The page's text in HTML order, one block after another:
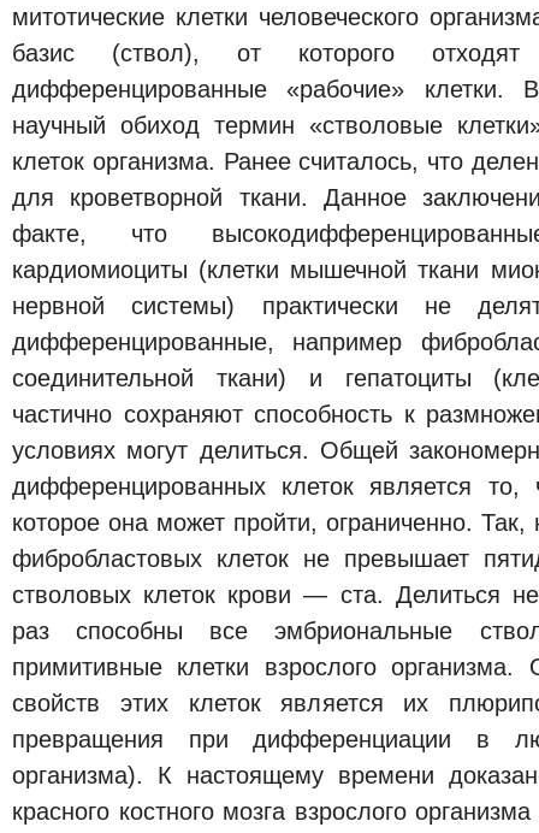
митотические клетки человеческого
базис (ствол), от которого
дифференцированные «рабочие»
научный обиход термин «стволовые
клеток организма. Ранее считалось, что
для кроветворной ткани. Данное
факте, что
кардиомиоциты (клетки мышечной ткани
нервной системы) практически не
дифференцированные, например
соединительной ткани) и гепатоциты
частично сохраняют способность к
условиях могут делиться. Общей
дифференцированных клеток является то,
которое она может пройти, ограниченно.
фибробластовых клеток не превышает
стволовых клеток крови — ста. Делиться
раз способны все эмбриональные
примитивные клетки взрослого
свойств этих клеток является их
превращения при дифференциации в
организма). К настоящему времени
красного костного мозга взрослого